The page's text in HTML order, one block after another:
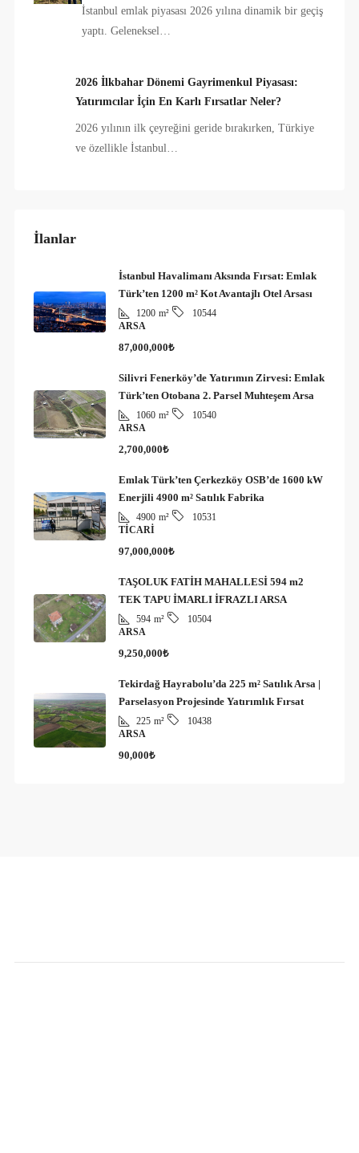
İstanbul emlak piyasası 2026 yılına dinamik bir geçiş
yaptı. Geleneksel…
2026 İlkbahar Dönemi Gayrimenkul Piyasası:
Yatırımcılar İçin En Karlı Fırsatlar Neler?
2026 yılının ilk çeyreğini geride bırakırken, Türkiye
ve özellikle İstanbul…
İlanlar
İstanbul Havalimanı Aksında Fırsat: Emlak
Türk’ten 1200 m² Kot Avantajlı Otel Arsası
1200 m²
10544
ARSA
87,000,000₺
Silivri Fenerköy’de Yatırımın Zirvesi: Emlak
Türk’ten Otobana 2. Parsel Muhteşem Arsa
1060 m²
10540
ARSA
2,700,000₺
Emlak Türk’ten Çerkezköy OSB’de 1600 kW
Enerjili 4900 m² Satılık Fabrika
4900 m²
10531
TICARI
97,000,000₺
TAŞOLUK FATİH MAHALLESİ 594 m2
TEK TAPU İMARLI İFRAZLI ARSA
594 m²
10504
ARSA
9,250,000₺
Tekirdağ Hayrabolu’da 225 m² Satılık Arsa |
Parselasyon Projesinde Yatırımlık Fırsat
225 m²
10438
ARSA
90,000₺